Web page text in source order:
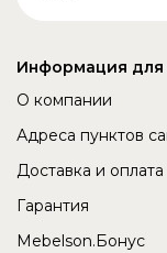
Информация для
О компании
Адреса пунктов
Доставка и оплата
Гарантия
Mebelson.Бонус